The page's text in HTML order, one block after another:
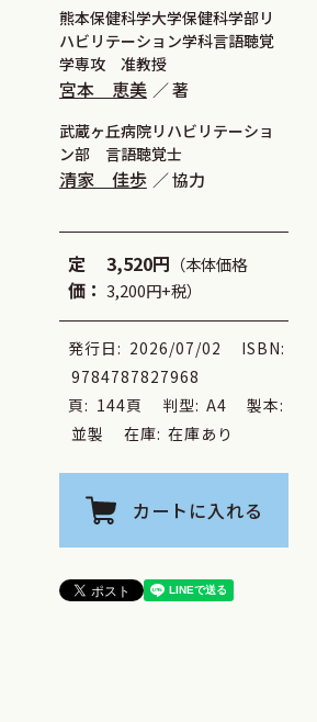
熊本保健科学大学保健科学部リ
ハビリテーション学科言語聴覚
学専攻 准教授
宮本 恵美 著
武蔵ヶ丘病院リハビリテーショ
ン部 言語聴覚士
清家 佳歩 協力
定
価：
3,520円 （本体価格
3,200円+税）
発行日: 2026/07/02
ISBN:
9784787827968
頁: 144頁 判型: A4
製本:
並製
在庫: 在庫あり
カートに入れる